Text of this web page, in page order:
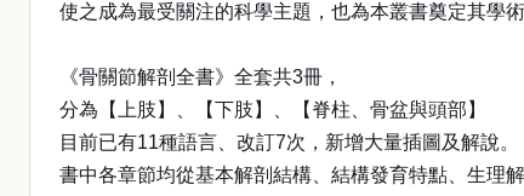
使之成為最受關注的科學主題，也為本叢書奠定其學術
《骨關節解剖全書》全套共3冊，
分為【上肢】、【下肢】、【脊柱、骨盆與頭部】
目前已有11種語言、改訂7次，新增大量插圖及解說。
書中各章節均從基本解剖結構、結構發育特點、生理解